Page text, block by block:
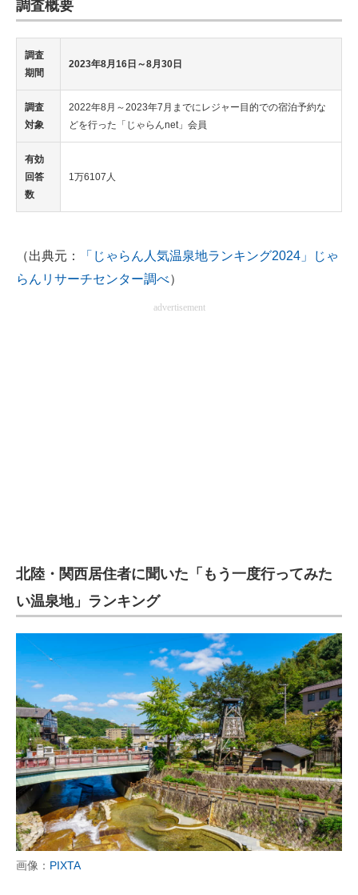
調査概要
調査
期間
2023年8月16日～8月30日
調査
対象
2022年8月～2023年7月までにレジャー目的での宿泊予約な
どを行った「じゃらんnet」会員
有効
回答
数
1万6107人
（出典元：
「じゃらん人気温泉地ランキング2024」じゃ
らんリサーチセンター調べ）
advertisement
北陸・関西居住者に聞いた「もう一度行ってみた
い温泉地」ランキング
画像： PIXTA